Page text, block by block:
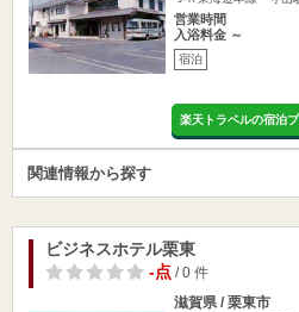
営業時間
入浴料金 ～
宿泊
楽天トラベルの宿泊
関連情報から探す
ビジネスホテル栗東
-点/ 0 件
滋賀県 / 栗東市